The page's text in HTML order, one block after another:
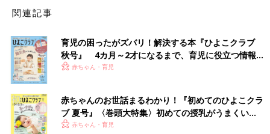
「○○しか食べなかった」「○○だけ食べた」ということも。
「うちも下の子が全然食べませんでした。手作りもベビーフード
もダメ。固さをアップしたら少しは口にいれてくれるようになり
ました。
5カ月の今でもほとんどたべません。茶碗蒸しだけは
離乳食のときから大人と同じ量食べます」
「長女は粉末のコーンスープぐらいしか口にしませんでした。他
はスプーンですくって一口食べてから、かき混ぜて、手を突っ込
関連記事
育児の困ったがズバリ！解決する本『ひよこクラブ
秋号』 4カ月～2才になるまで、育児に役立つ情報が
いっぱい！
赤ちゃん・育児
赤ちゃんのお世話まるわかり！『初めてのひよこクラ
ブ 夏号』〈巻頭大特集〉初めての授乳がうまくい
く！ おっぱい・ミルクの基本と夏のトラブル 解決テ
赤ちゃん・育児